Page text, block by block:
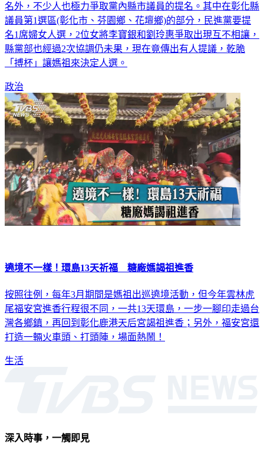
名外，不少人也極力爭取黨內縣市議員的提名。其中在彰化縣
議員第1選區(彰化市、芬園鄉、花壇鄉)的部分，民進黨要提
名1席婦女人選，2位女將李寶銀和劉玲惠爭取出現互不相讓，
縣黨部也經過2次協調仍未果，現在竟傳出有人提議，乾脆
「搏杯」讓媽祖來決定人選。
政治
遶境不一樣！環島13天祈福 糖廠媽謁祖進香
按照往例，每年3月期間是媽祖出巡遶境活動，但今年雲林虎
尾福安宮進香行程很不同，一共13天環島，一步一腳印走過台
灣各鄉鎮，再回到彰化鹿港天后宮謁祖進香；另外，福安宮還
打造一輛火車頭、打頭陣，場面熱鬧！
生活
深入時事，一觸即見